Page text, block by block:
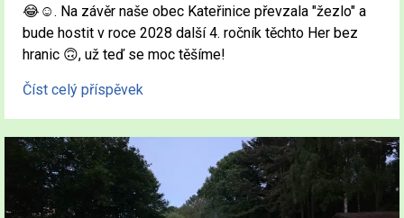
😂☺️. Na závěr naše obec Kateřinice převzala "žezlo" a
bude hostit v roce 2028 další 4. ročník těchto Her bez
hranic 🙃, už teď se moc těšíme!
Číst celý příspěvek